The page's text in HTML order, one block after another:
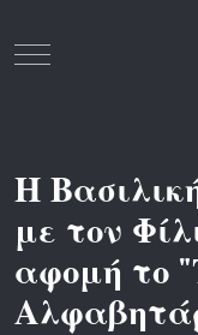
Mobile Menu Toggle
Η
με τον
αφομή το